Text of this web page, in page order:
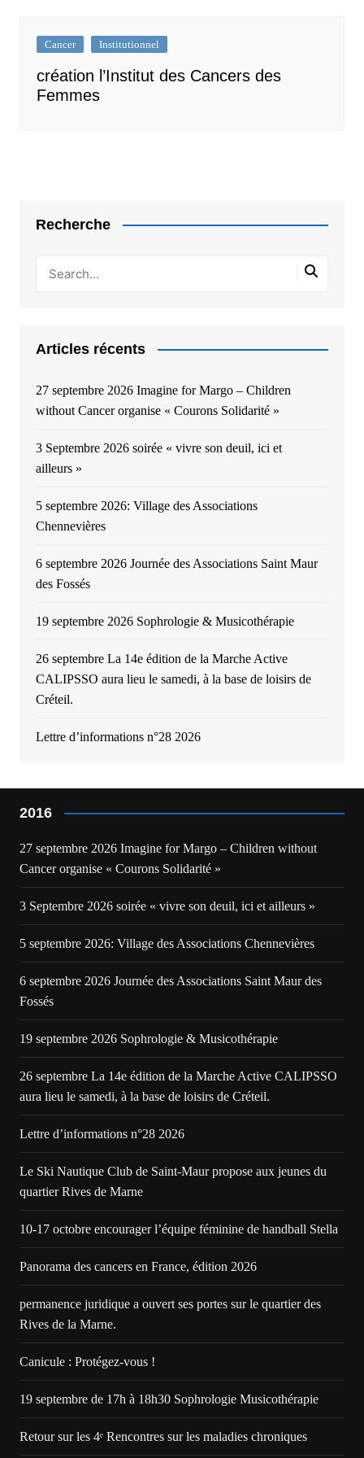
Cancer Institutionnel
création l’Institut des Cancers des
Femmes
Recherche
Articles récents
27 septembre 2026 Imagine for Margo – Children
without Cancer organise « Courons Solidarité »
3 Septembre 2026 soirée « vivre son deuil, ici et
ailleurs »
5 septembre 2026: Village des Associations
Chennevières
6 septembre 2026 Journée des Associations Saint Maur
des Fossés
19 septembre 2026 Sophrologie & Musicothérapie
26 septembre La 14e édition de la Marche Active
CALIPSSO aura lieu le samedi, à la base de loisirs de
Créteil.
Lettre d’informations n°28 2026
2016
27 septembre 2026 Imagine for Margo – Children without
Cancer organise « Courons Solidarité »
3 Septembre 2026 soirée « vivre son deuil, ici et ailleurs »
5 septembre 2026: Village des Associations Chennevières
6 septembre 2026 Journée des Associations Saint Maur des
Fossés
19 septembre 2026 Sophrologie & Musicothérapie
26 septembre La 14e édition de la Marche Active CALIPSSO
aura lieu le samedi, à la base de loisirs de Créteil.
Lettre d’informations n°28 2026
Le Ski Nautique Club de Saint-Maur propose aux jeunes du
quartier Rives de Marne
10-17 octobre encourager l’équipe féminine de handball Stella
Panorama des cancers en France, édition 2026
permanence juridique a ouvert ses portes sur le quartier des
Rives de la Marne.
Canicule : Protégez-vous !
19 septembre de 17h à 18h30 Sophrologie Musicothérapie
Retour sur les 4ᵉ Rencontres sur les maladies chroniques